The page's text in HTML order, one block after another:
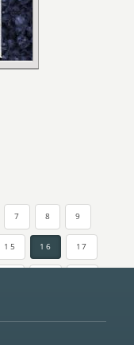
7 8 9
15 16 17